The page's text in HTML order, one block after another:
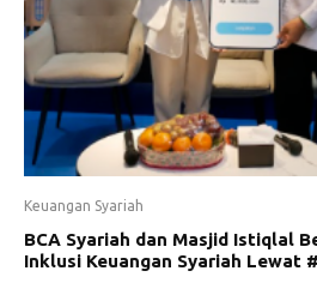
Keuangan Syariah
BCA Syariah dan Masjid Istiqlal
Inklusi Keuangan Syariah Lewat